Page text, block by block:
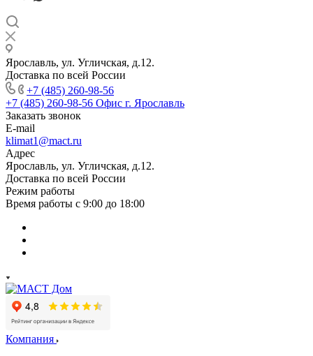
Ярославль, ул. Угличская, д.12.
Доставка по всей России
+7 (485) 260-98-56
+7 (485) 260-98-56 Офис г. Ярославль
Заказать звонок
E-mail
klimat1@mact.ru
Адрес
Ярославль, ул. Угличская, д.12.
Доставка по всей России
Режим работы
Время работы с 9:00 до 18:00
Компания